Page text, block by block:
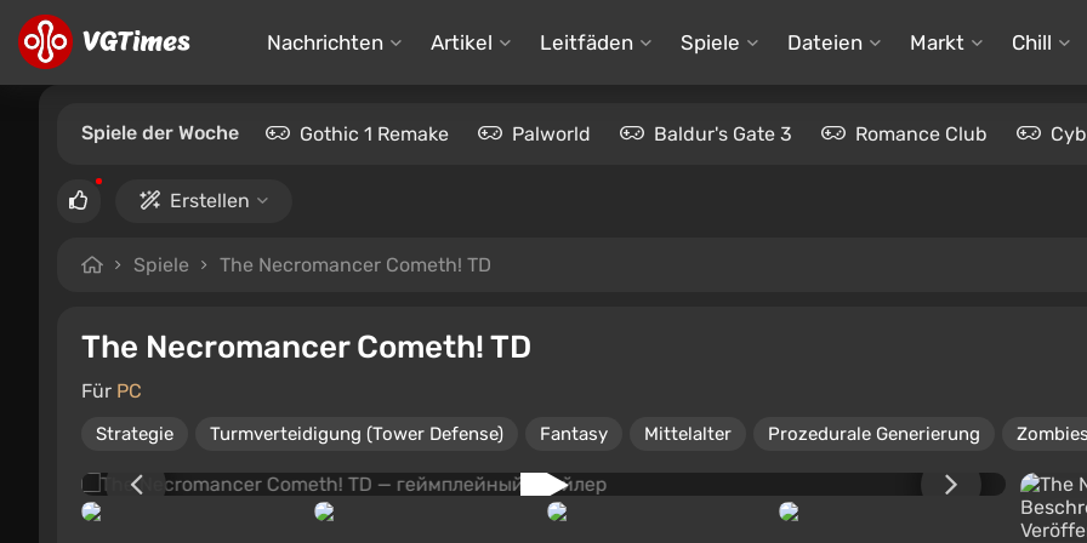
Nachrichten Artikel Leitfäden Spiele Dateien Markt Chill
Spiele der Woche Gothic 1 Remake Palworld Baldur's Gate 3 Romance Club
Erstellen
Spiele The Necromancer Cometh! TD
The Necromancer Cometh! TD
Für PC
Strategie Turmverteidigung (Tower Defense) Fantasy Mittelalter Prozedurale Generierung Zombies